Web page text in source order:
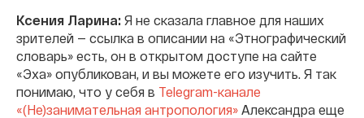
Ксения Ларина: Я не сказала главное для наших
зрителей — ссылка в описании на «Этнографический
словарь» есть, он в открытом доступе на сайте
«Эха» опубликован, и вы можете его изучить. Я так
понимаю, что у себя в Telegram-канале
«(Не)занимательная антропология» Александра еще